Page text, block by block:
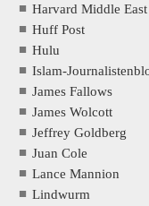
Harvard Middle
Huff Post
Hulu
Islam-
James Fallows
James Wolcott
Jeffrey Goldberg
Juan Cole
Lance Mannion
Lindwurm